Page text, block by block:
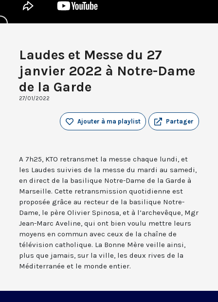
Laudes et Messe du 27
janvier 2022 à Notre-Dame
de la Garde
27/01/2022
Partager
Ajouter à ma playlist
A 7h25, KTO retransmet la messe chaque lundi, et
les Laudes suivies de la messe du mardi au samedi,
en direct de la basilique Notre-Dame de la Garde à
Marseille. Cette retransmission quotidienne est
proposée grâce au recteur de la basilique Notre-
Dame, le père Olivier Spinosa, et à l’archevêque, Mgr
Jean-Marc Aveline, qui ont bien voulu mettre leurs
moyens en commun avec ceux de la chaîne de
télévision catholique. La Bonne Mère veille ainsi,
plus que jamais, sur la ville, les deux rives de la
Méditerranée et le monde entier.